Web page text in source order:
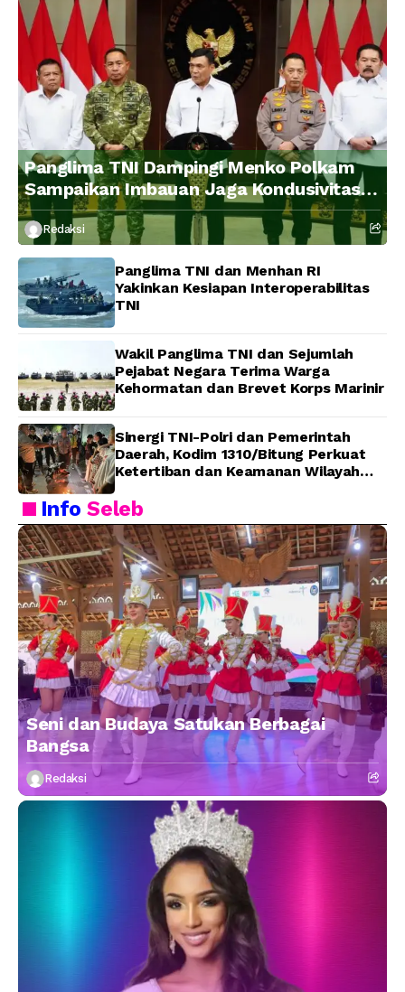
Panglima TNI Dampingi Menko Polkam
Sampaikan Imbauan Jaga Kondusivitas
Bangsa
Redaksi
Panglima TNI dan Menhan RI
Yakinkan Kesiapan Interoperabilitas
TNI
Wakil Panglima TNI dan Sejumlah
Pejabat Negara Terima Warga
Kehormatan dan Brevet Korps Marinir
Sinergi TNI-Polri dan Pemerintah
Daerah, Kodim 1310/Bitung Perkuat
Ketertiban dan Keamanan Wilayah
InfoSeleb
Seni dan Budaya Satukan Berbagai
Bangsa
Redaksi